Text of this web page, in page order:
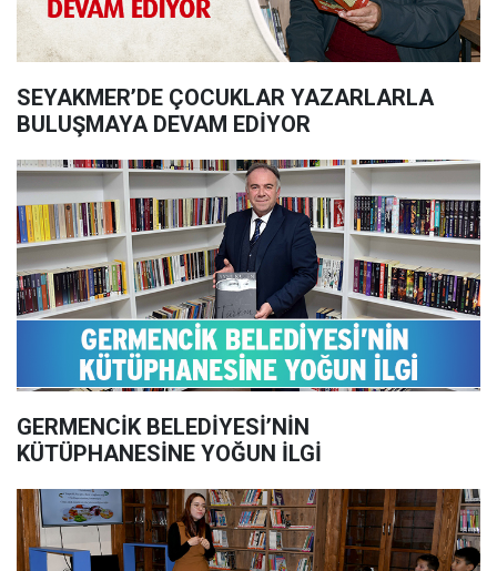
SEYAKMER’DE ÇOCUKLAR YAZARLARLA
BULUŞMAYA DEVAM EDİYOR
GERMENCİK BELEDİYESİ’NİN
KÜTÜPHANESİNE YOĞUN İLGİ